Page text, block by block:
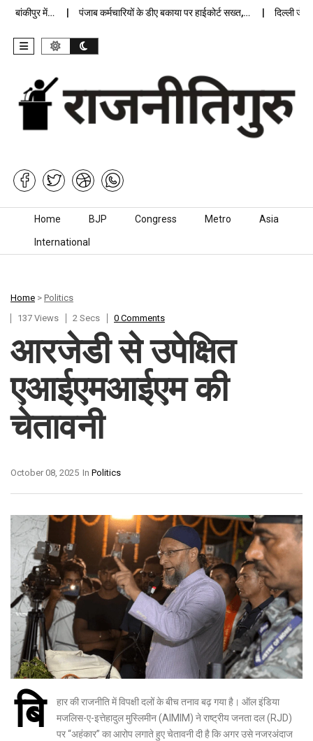
बांकीपुर में… पंजाब कर्मचारियों के डीए बकाया पर हाईकोर्ट सख्त,… दिल्ली जेलों
Skip to content
Home BJP Congress Metro Asia
International
Home > Politics
137 Views
2 Secs 0 Comments
आरजेडी से उपेक्षित
एआईएमआईएम की
चेतावनी
In Politics
October 08, 2025
बि
हार की राजनीति में विपक्षी दलों के बीच तनाव बढ़ गया है। ऑल इंडिया
मजलिस-ए-इत्तेहादुल मुस्लिमीन (AIMIM) ने राष्ट्रीय जनता दल (RJD)
पर “अहंकार” का आरोप लगाते हुए चेतावनी दी है कि अगर उसे नजरअंदाज